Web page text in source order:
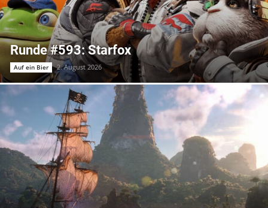
Runde #593: Starfox
Auf ein Bier 2. August 2026